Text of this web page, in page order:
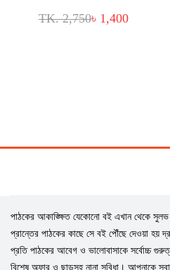
TK. 2,750৳ 1,400
পাঠকের আকাঙ্ক্ষিত যেকোনো বই এখান থেকে
প্রান্তের পাঠকের কাছে সে বই পৌঁছে দেওয়া হয়
প্রতি পাঠকের আবেগ ও ভালোবাসাকে সর্বোচ্চ
বিশেষ অফার ও ছাড়সহ নানা সুবিধা। আপনাকে